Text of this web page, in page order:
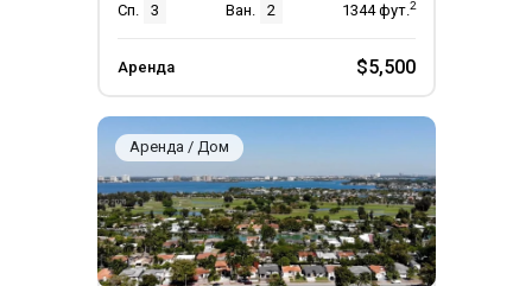
Сп.
3 Ван. 2 1344фут.2
Аренда $5,500
Аренда / Дом